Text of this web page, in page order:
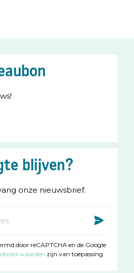
blijven?
onze nieuwsbrief.
door reCAPTCHA en de Google
zijn van toepassing.